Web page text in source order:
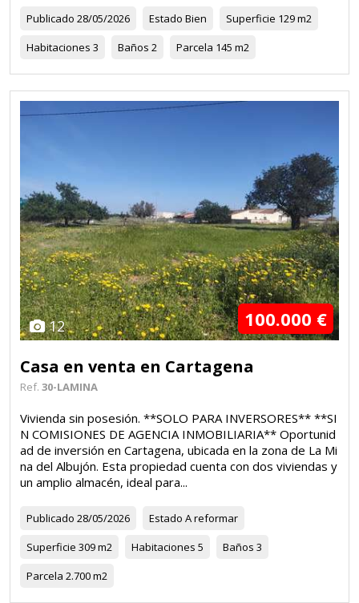
Publicado 28/05/2026 Estado Bien Superficie 129 m2
Habitaciones 3 Baños 2 Parcela 145 m2
12 100.000 €
Casa en venta en Cartagena
Ref. 30-LAMINA
Vivienda sin posesión. **SOLO PARA INVERSORES** **SI
N COMISIONES DE AGENCIA INMOBILIARIA** Oportunid
ad de inversión en Cartagena, ubicada en la zona de La Mi
na del Albujón. Esta propiedad cuenta con dos viviendas y
un amplio almacén, ideal para...
Publicado 28/05/2026 Estado A reformar
Superficie 309 m2 Habitaciones 5 Baños 3
Parcela 2.700 m2